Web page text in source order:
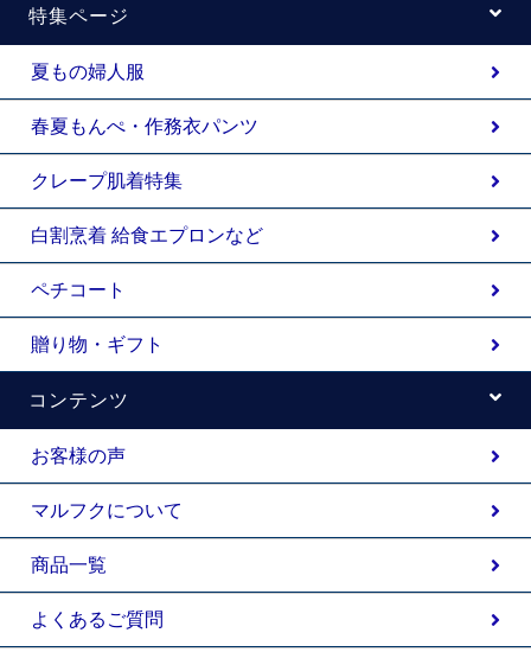
特集ページ
夏もの婦人服
春夏もんぺ・作務衣パンツ
クレープ肌着特集
白割烹着 給食エプロンなど
ペチコート
贈り物・ギフト
コンテンツ
お客様の声
マルフクについて
商品一覧
よくあるご質問